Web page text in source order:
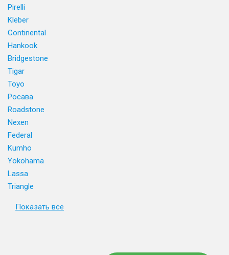
Pirelli
Kleber
Continental
Hankook
Bridgestone
Tigar
Toyo
Росава
Roadstone
Nexen
Federal
Kumho
Yokohama
Lassa
Triangle
Показать все